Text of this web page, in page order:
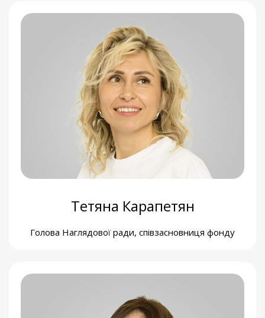
Тетяна Карапетян
Голова Наглядової ради, співзасновниця фонду
Кіра Сиротенко
Почесна Голова правління